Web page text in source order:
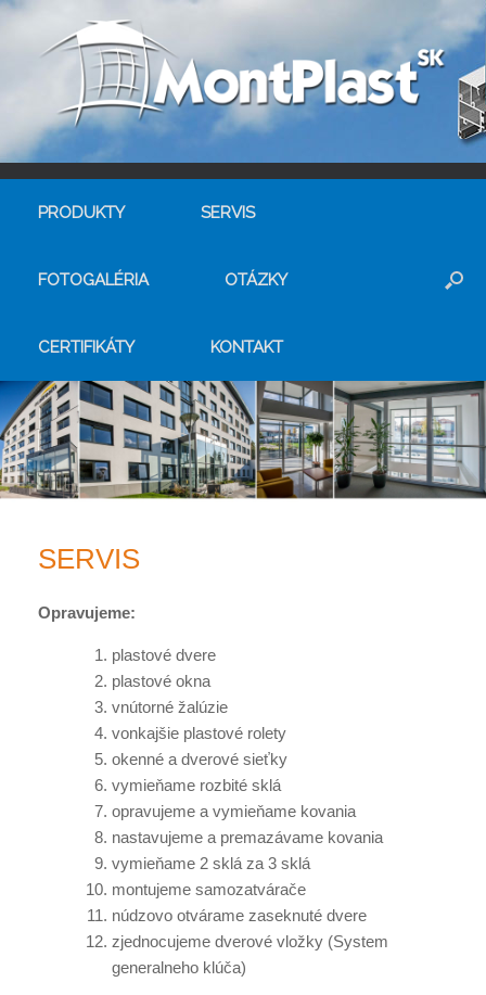
PRODUKTY SERVIS
FOTOGALÉRIA OTÁZKY
CERTIFIKÁTY KONTAKT
SERVIS
Opravujeme:
plastové dvere
plastové okna
vnútorné žalúzie
vonkajšie plastové rolety
okenné a dverové sieťky
vymieňame rozbité sklá
opravujeme a vymieňame kovania
nastavujeme a premazávame kovania
vymieňame 2 sklá za 3 sklá
montujeme samozatvárače
núdzovo otvárame zaseknuté dvere
zjednocujeme dverové vložky (System
generalneho klúča)